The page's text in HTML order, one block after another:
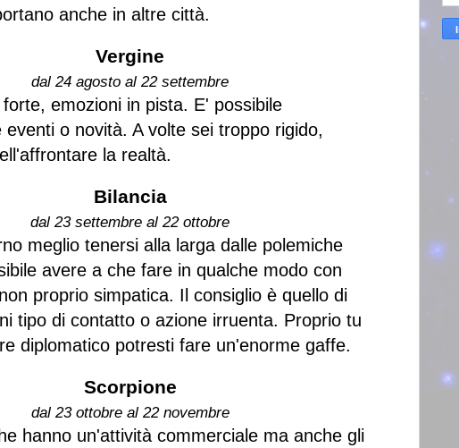
anche in altre città.
Vergine
dal 24 agosto al 22 settembre
emozioni in pista. E' possibile
eventi o novità. A volte sei troppo rigido,
la realtà.
Bilancia
dal 23 settembre al 22 ottobre
meglio tenersi alla larga dalle polemiche
avere a che fare in qualche modo con
proprio simpatica. Il consiglio è quello di
tipo di contatto o azione irruenta. Proprio tu
diplomatico potresti fare un'enorme gaffe.
Scorpione
dal 23 ottobre al 22 novembre
hanno un'attività commerciale ma anche gli